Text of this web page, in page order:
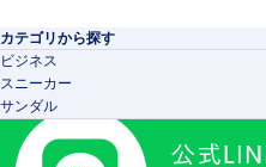
カテゴリから探す
ビジネス
スニーカー
サンダル